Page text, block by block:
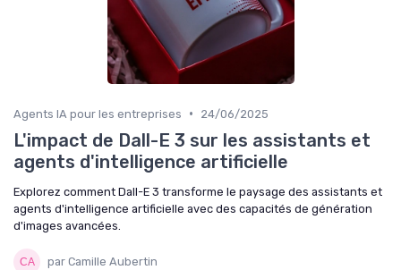
Agents IA pour les entreprises • 24/06/2025
L'impact de Dall-E 3 sur les assistants et
agents d'intelligence artificielle
Explorez comment Dall-E 3 transforme le paysage des assistants et
agents d'intelligence artificielle avec des capacités de génération
d'images avancées.
par Camille Aubertin